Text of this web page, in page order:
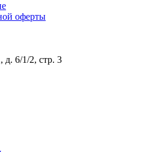
оферты
д. 6/1/2, стр. 3